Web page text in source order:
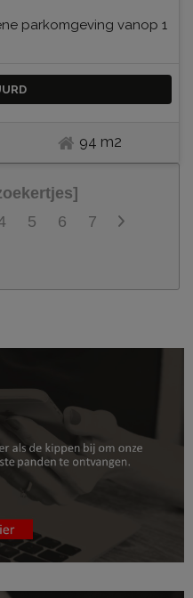
parkomgeving vanop 1
94 m2
5 6 7